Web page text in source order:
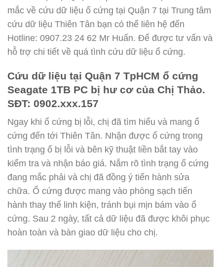
mắc về cứu dữ liệu ổ cứng tại Quận 7 tại Trung tâm
cứu dữ liệu Thiên Tân bạn có thể liên hệ đến
Hotline: 0907.23 24 62 Mr Huấn. Để được tư vấn và
hỗ trợ chi tiết về quá tình cứu dữ liệu ổ cứng.
Cứu dữ liệu tại Quận 7 TpHCM ổ cứng
Seagate 1TB PC bị hư cơ của Chị Thảo.
SĐT: 0902.xxx.157
Ngay khi ổ cứng bị lỗi, chị đã tìm hiểu và mang ổ
cứng đến tới Thiên Tân. Nhận được ổ cứng trong
tình trạng ổ bị lỗi và bên kỹ thuật liền bắt tay vào
kiểm tra và nhận báo giá. Nắm rõ tình trạng ổ cứng
đang mắc phải và chị đã đồng ý tiến hành sửa
chữa. Ổ cứng được mang vào phòng sạch tiến
hành thay thế linh kiện, tránh bụi mịn bám vào ổ
cứng. Sau 2 ngày, tất cả dữ liệu đã được khôi phục
hoàn toàn và bàn giao dữ liệu cho chị.